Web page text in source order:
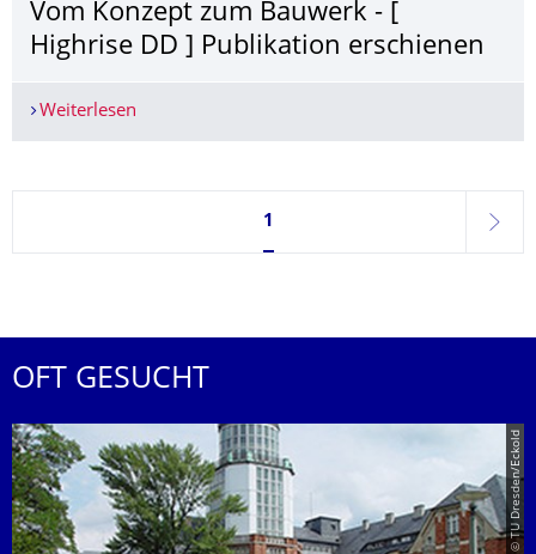
Vom Konzept zum Bauwerk - [
Highrise DD ] Publikation erschienen
Weiterlesen
Seite 1, aktuell ausgewählt
1
weiter
OFT GESUCHT
© TU Dresden/Eckold